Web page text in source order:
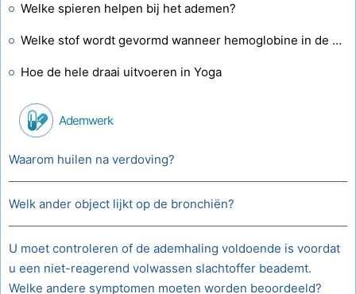
Welke spieren helpen bij het ademen?
Welke stof wordt gevormd wanneer hemoglobine in de rode bloedcellen zuurstof opneemt in de longen?
Hoe de hele draai uitvoeren in Yoga
Ademwerk
Waarom huilen na verdoving?
Welk ander object lijkt op de bronchiën?
U moet controleren of de ademhaling voldoende is voordat
u een niet-reagerend volwassen slachtoffer beademt.
Welke andere symptomen moeten worden beoordeeld?